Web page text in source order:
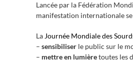
Lancée par la Fédération
manifestation internationale
La Journée Mondiale des
– sensibiliserle public sur le
– mettre en lumièretoutes les